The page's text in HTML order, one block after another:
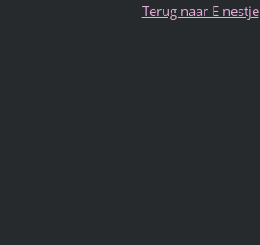
Terug naar E nestje